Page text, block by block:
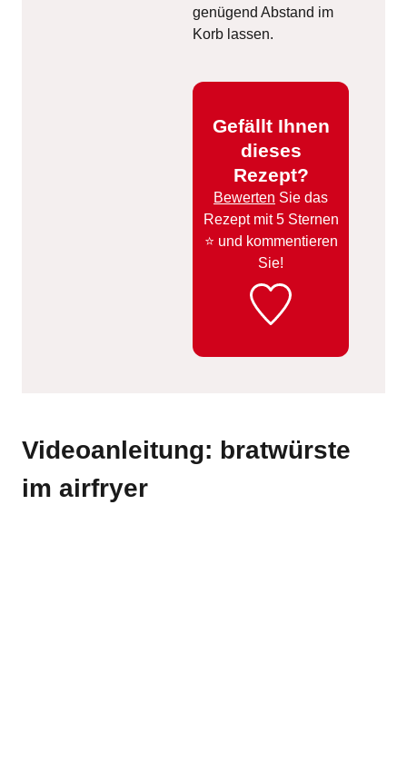
genügend Abstand im
Korb lassen.
Gefällt Ihnen
dieses
Rezept?
Bewerten Sie das
Rezept mit 5 Sternen
⭐️ und kommentieren
Sie!
Videoanleitung: bratwürste
im airfryer